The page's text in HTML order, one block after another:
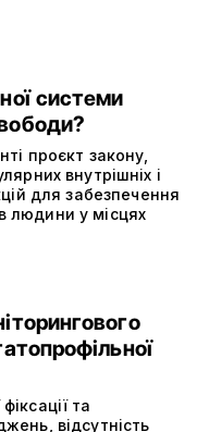
системи
проєкт закону,
внутрішніх і
для забезпечення
людини у місцях
та
відсутність